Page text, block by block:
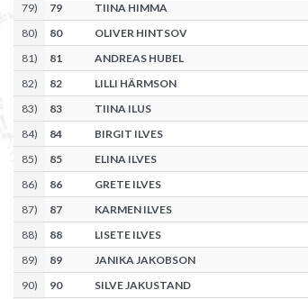
79) 79 TIINA HIMMA
80) 80 OLIVER HINTSOV
81) 81 ANDREAS HUBEL
82) 82 LILLI HÄRMSON
83) 83 TIINA ILUS
84) 84 BIRGIT ILVES
85) 85 ELINA ILVES
86) 86 GRETE ILVES
87) 87 KARMEN ILVES
88) 88 LISETE ILVES
89) 89 JANIKA JAKOBSON
90) 90 SILVE JAKUSTAND